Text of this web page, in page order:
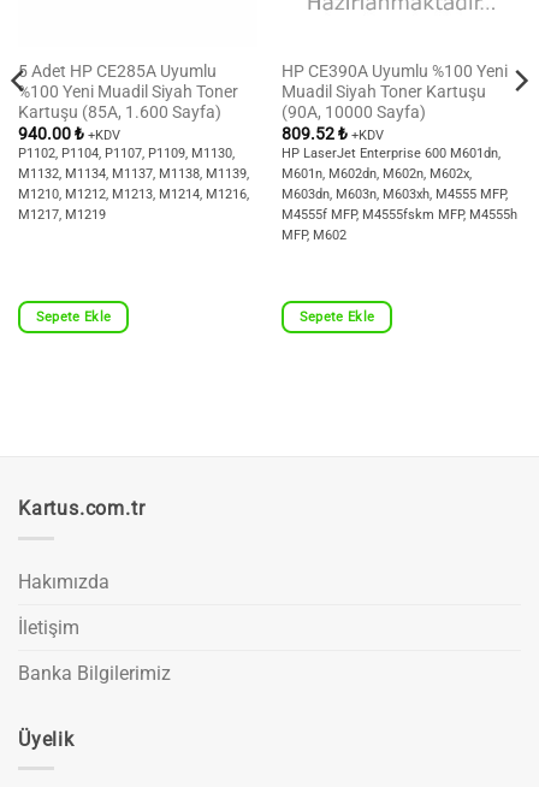
5 Adet HP CE285A Uyumlu
%100 Yeni Muadil Siyah Toner
Kartuşu (85A, 1.600 Sayfa)
940.00₺ +KDV
P1102, P1104, P1107, P1109, M1130,
M1132, M1134, M1137, M1138, M1139,
M1210, M1212, M1213, M1214, M1216,
M1217, M1219
Sepete Ekle
HP CE390A Uyumlu %100 Yeni
Muadil Siyah Toner Kartuşu
(90A, 10000 Sayfa)
809.52₺ +KDV
HP LaserJet Enterprise 600 M601dn,
M601n, M602dn, M602n, M602x,
M603dn, M603n, M603xh, M4555 MFP,
M4555f MFP, M4555fskm MFP, M4555h
MFP, M602
Sepete Ekle
Kartus.com.tr
Hakımızda
İletişim
Banka Bilgilerimiz
Üyelik